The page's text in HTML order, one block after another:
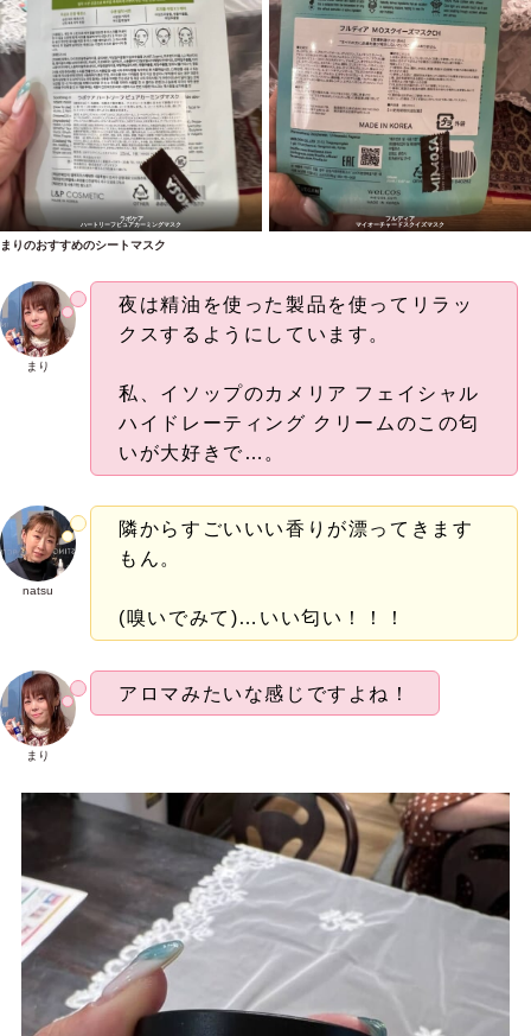
ラボケア
ハートリーフピュアカーミングマスク
フルディア
マイオーチャードスクイズマスク
まりのおすすめのシートマスク
まり
夜は精油を使った製品を使ってリラッ
クスするようにしています。
私、イソップのカメリア フェイシャル
ハイドレーティング クリームのこの匂
いが大好きで…。
natsu
隣からすごいいい香りが漂ってきます
もん。
(嗅いでみて)…いい匂い！！！
まり
アロマみたいな感じですよね！